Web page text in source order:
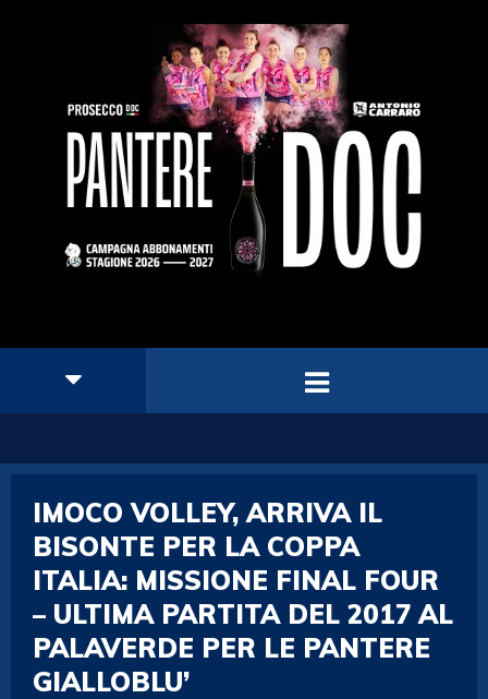
IMOCO VOLLEY, ARRIVA IL
BISONTE PER LA COPPA
ITALIA: MISSIONE FINAL FOUR
– ULTIMA PARTITA DEL 2017 AL
PALAVERDE PER LE PANTERE
GIALLOBLU’